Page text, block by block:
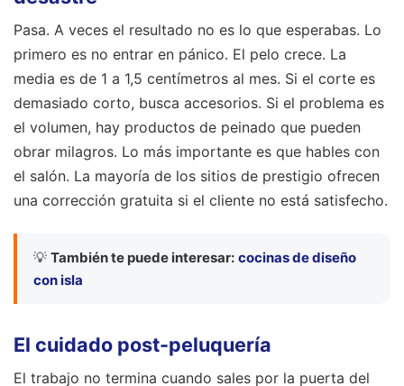
Pasa. A veces el resultado no es lo que esperabas. Lo
primero es no entrar en pánico. El pelo crece. La
media es de 1 a 1,5 centímetros al mes. Si el corte es
demasiado corto, busca accesorios. Si el problema es
el volumen, hay productos de peinado que pueden
obrar milagros. Lo más importante es que hables con
el salón. La mayoría de los sitios de prestigio ofrecen
una corrección gratuita si el cliente no está satisfecho.
💡 También te puede interesar: cocinas de diseño
con isla
El cuidado post-peluquería
El trabajo no termina cuando sales por la puerta del